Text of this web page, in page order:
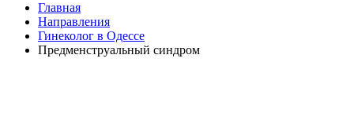
Главная
Направления
Гинеколог в Одессе
Предменструальный синдром